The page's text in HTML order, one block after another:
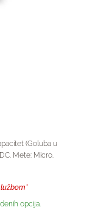
(Goluba u
Mete: Micro.
opcija.